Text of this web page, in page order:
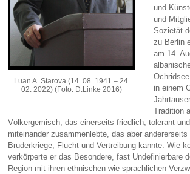
Luan A. Starova (14. 08. 1941 – 24.
02. 2022) (Foto: D.Linke 2016)
und
und
Sozietät
zu Berlin
am 14.
in einem
Tradition
Völkergemisch, das einerseits friedlich, tolerant
miteinander zusammenlebte, das aber
Bruderkriege, Flucht und Vertreibung kannte. Wie
verkörperte er das Besondere, fast Undefinierbare
Region mit ihren ethnischen wie sprachlichen